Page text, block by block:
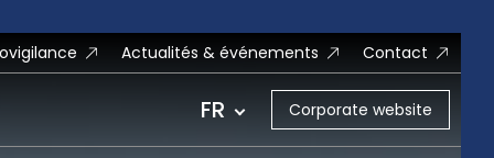
Actualités & événements Contact
FR Corporate website